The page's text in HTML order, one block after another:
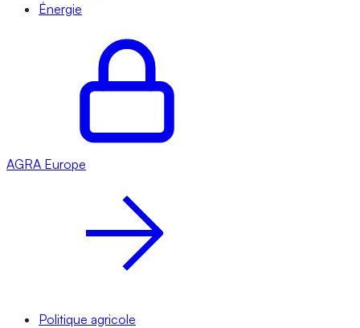
Énergie
AGRA Europe
Politique agricole